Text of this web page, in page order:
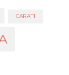
CARATI